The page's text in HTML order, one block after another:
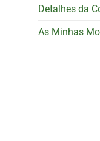
Detalhes da
As Minhas